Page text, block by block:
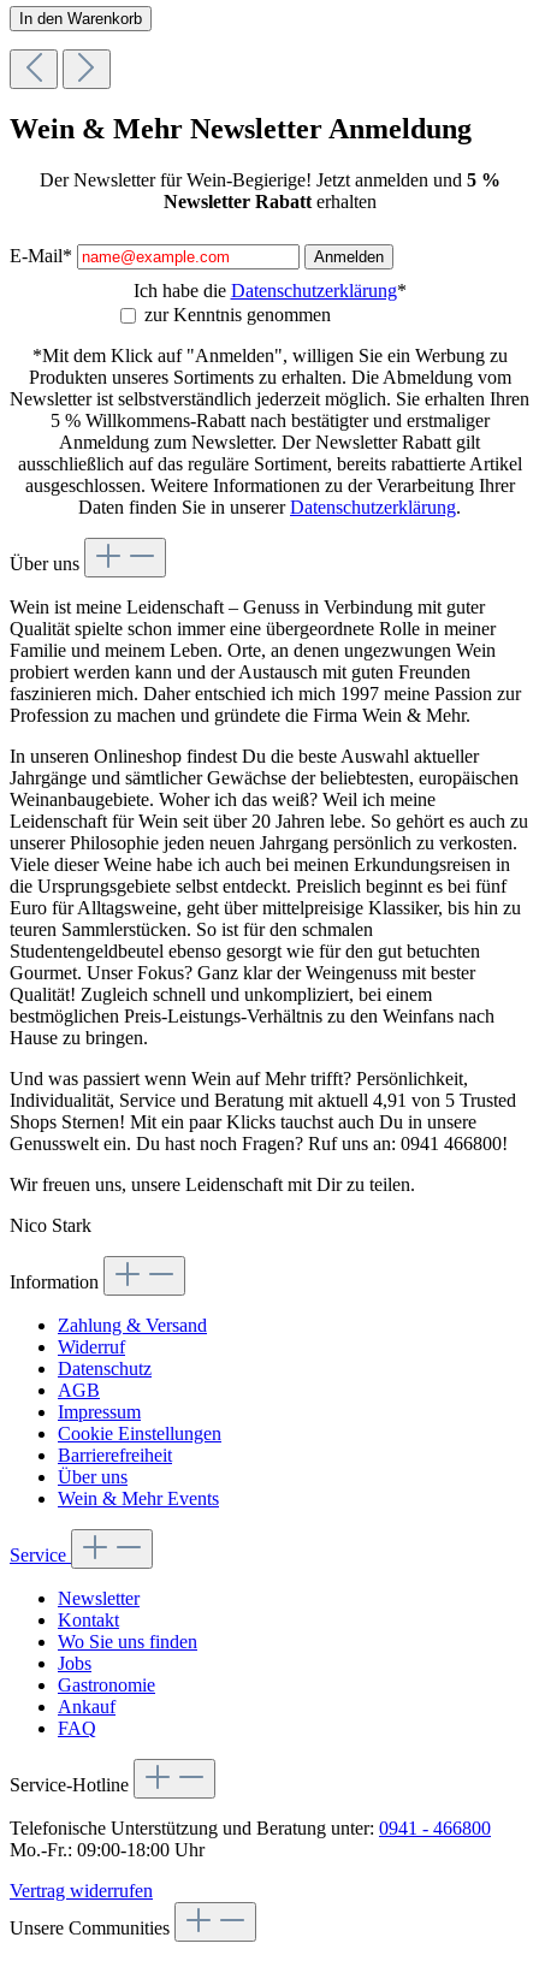
In den Warenkorb
Wein & Mehr Newsletter Anmeldung
Der Newsletter für Wein-Begierige! Jetzt anmelden und 5 %
Newsletter Rabatterhalten
E-Mail* Anmelden
Ich habe die Datenschutzerklärung*
zur Kenntnis genommen
*Mit dem Klick auf "Anmelden", willigen Sie ein Werbung zu
Produkten unseres Sortiments zu erhalten. Die Abmeldung vom
Newsletter ist selbstverständlich jederzeit möglich. Sie erhalten Ihren
5 % Willkommens-Rabatt nach bestätigter und erstmaliger
Anmeldung zum Newsletter. Der Newsletter Rabatt gilt
ausschließlich auf das reguläre Sortiment, bereits rabattierte Artikel
ausgeschlossen. Weitere Informationen zu der Verarbeitung Ihrer
Daten finden Sie in unsererDatenschutzerklärung.
Über uns
Wein ist meine Leidenschaft – Genuss in Verbindung mit guter
Qualität spielte schon immer eine übergeordnete Rolle in meiner
Familie und meinem Leben. Orte, an denen ungezwungen Wein
probiert werden kann und der Austausch mit guten Freunden
faszinieren mich. Daher entschied ich mich 1997 meine Passion zur
Profession zu machen und gründete die Firma Wein & Mehr.
In unseren Onlineshop findest Du die beste Auswahl aktueller
Jahrgänge und sämtlicher Gewächse der beliebtesten, europäischen
Weinanbaugebiete. Woher ich das weiß? Weil ich meine
Leidenschaft für Wein seit über 20 Jahren lebe. So gehört es auch zu
unserer Philosophie jeden neuen Jahrgang persönlich zu verkosten.
Viele dieser Weine habe ich auch bei meinen Erkundungsreisen in
die Ursprungsgebiete selbst entdeckt. Preislich beginnt es bei fünf
Euro für Alltagsweine, geht über mittelpreisige Klassiker, bis hin zu
teuren Sammlerstücken. So ist für den schmalen
Studentengeldbeutel ebenso gesorgt wie für den gut betuchten
Gourmet. Unser Fokus? Ganz klar der Weingenuss mit bester
Qualität! Zugleich schnell und unkompliziert, bei einem
bestmöglichen Preis-Leistungs-Verhältnis zu den Weinfans nach
Hause zu bringen.
Und was passiert wenn Wein auf Mehr trifft? Persönlichkeit,
Individualität, Service und Beratung mit aktuell 4,91 von 5 Trusted
Shops Sternen! Mit ein paar Klicks tauchst auch Du in unsere
Genusswelt ein. Du hast noch Fragen? Ruf uns an: 0941 466800!
Wir freuen uns, unsere Leidenschaft mit Dir zu teilen.
Nico Stark
Information
Zahlung & Versand
Widerruf
Datenschutz
AGB
Impressum
Cookie Einstellungen
Barrierefreiheit
Über uns
Wein & Mehr Events
Service
Newsletter
Kontakt
Wo Sie uns finden
Jobs
Gastronomie
Ankauf
FAQ
Service-Hotline
Telefonische Unterstützung und Beratung unter: 0941 - 466800
Mo.-Fr.: 09:00-18:00 Uhr
Vertrag widerrufen
Unsere Communities